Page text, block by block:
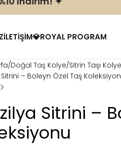
İLETIŞIM💎ROYAL PROGRAM
Doğal Taş Kolye Sitrin Taşı Kolye
– Boleyn Özel Taş
Sitrini –